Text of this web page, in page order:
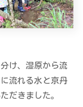
け、湿原から流
流れる水と京丹
だきました。